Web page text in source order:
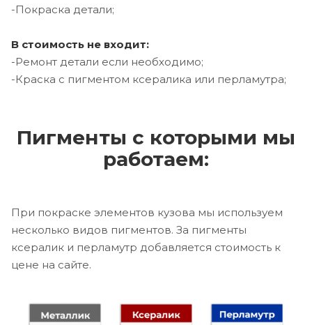
-Покраска детали;
В стоимость не входит:
-Ремонт детали если необходимо;
-Краска с пигментом ксералика или перламутра;
Пигменты с которыми мы
работаем:
При покраске элементов кузова мы используем
несколько видов пигментов. За пигменты
ксералик и перламутр добавляется стоимость к
цене на сайте.